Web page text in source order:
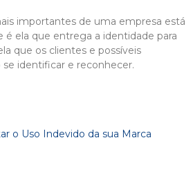
importantes de uma empresa está
é ela que entrega a identidade para
que os clientes e possíveis
identificar e reconhecer.